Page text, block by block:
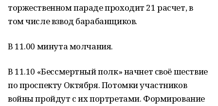
торжественном параде проходит 21 расчет, в
том числе взвод барабанщиков.
В 11.00 минута молчания.
В 11.10 «Бессмертный полк» начнет своё шествие
по проспекту Октября. Потомки участников
войны пройдут с их портретами. Формирование